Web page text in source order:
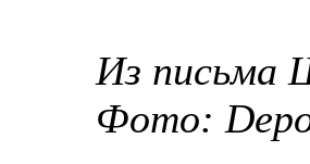
Из письма
Фото: